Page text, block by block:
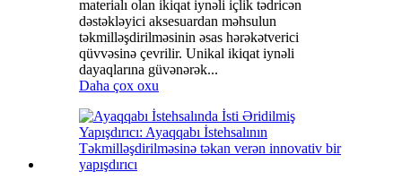
materialı olan ikiqat iynəli içlik tədricən
dəstəkləyici aksesuardan məhsulun
təkmilləşdirilməsinin əsas hərəkətverici
qüvvəsinə çevrilir. Unikal ikiqat iynəli
dayaqlarına güvənərək...
Daha çox oxu